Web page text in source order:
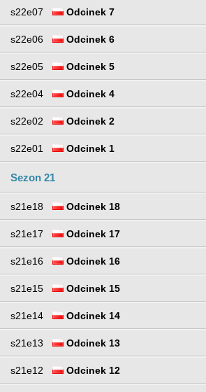
s22e07 Odcinek 7
s22e06 Odcinek 6
s22e05 Odcinek 5
s22e04 Odcinek 4
s22e02 Odcinek 2
s22e01 Odcinek 1
Sezon 21
s21e18 Odcinek 18
s21e17 Odcinek 17
s21e16 Odcinek 16
s21e15 Odcinek 15
s21e14 Odcinek 14
s21e13 Odcinek 13
s21e12 Odcinek 12